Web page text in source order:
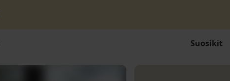
Suosikit